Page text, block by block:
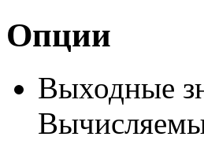
Опции
Выходные